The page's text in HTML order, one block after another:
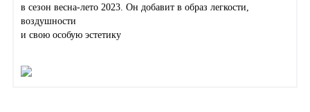
в сезон весна-лето 2023. Он добавит в образ легкости,
воздушности
и свою особую эстетику